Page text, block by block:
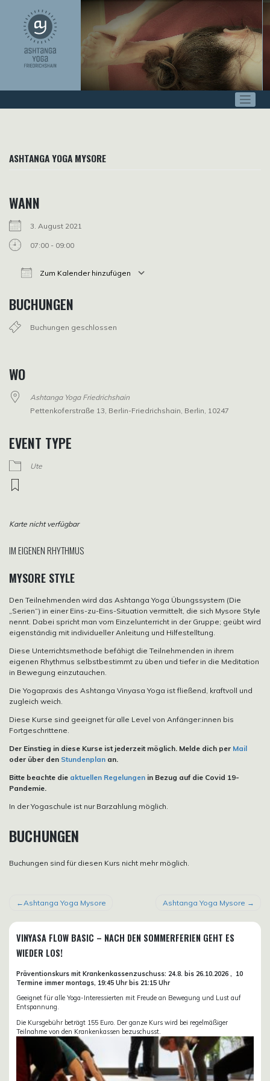
springen
ASHTANGA YOGA MYSORE
WANN
3. August 2021
07:00 - 09:00
Zum Kalender hinzufügen
BUCHUNGEN
Buchungen geschlossen
WO
Ashtanga Yoga Friedrichshain
Pettenkoferstraße 13, Berlin-Friedrichshain, Berlin, 10247
EVENT TYPE
Ute
Karte nicht verfügbar
IM EIGENEN RHYTHMUS
MYSORE STYLE
Den Teilnehmenden wird das Ashtanga Yoga Übungssystem (Die
„Serien“) in einer Eins-zu-Eins-Situation vermittelt, die sich Mysore Style
nennt. Dabei spricht man vom Einzelunterricht in der Gruppe; geübt wird
eigenständig mit individueller Anleitung und Hilfestelltung.
Diese Unterrichtsmethode befähigt die Teilnehmenden in ihrem
eigenen Rhythmus selbstbestimmt zu üben und tiefer in die Meditation
in Bewegung einzutauchen.
Die Yogapraxis des Ashtanga Vinyasa Yoga ist fließend, kraftvoll und
zugleich weich.
Diese Kurse sind geeignet für alle Level von Anfänger:innen bis
Fortgeschrittene.
Der Einstieg in diese Kurse ist jederzeit möglich. Melde dich per Mail
oder über den Stundenplan an.
Bitte beachte die aktuellen Regelungen in Bezug auf die Covid 19-
Pandemie.
In der Yogaschule ist nur Barzahlung möglich.
BUCHUNGEN
Buchungen sind für diesen Kurs nicht mehr möglich.
BEITRAGSNAVIGATION
Ashtanga Yoga Mysore Ashtanga Yoga Mysore
VINYASA FLOW BASIC – NACH DEN SOMMERFERIEN GEHT ES
WIEDER LOS!
Präventionskurs mit Krankenkassenzuschuss: 24.8. bis 26.10.2026 , 10
Termine immer montags, 19:45 Uhr bis 21:15 Uhr
Geeignet für alle Yoga-Interessierten mit Freude an Bewegung und Lust auf
Entspannung.
Die Kursgebühr beträgt 155 Euro. Der ganze Kurs wird bei regelmäßiger
Teilnahme von den Krankenkassen bezuschusst.